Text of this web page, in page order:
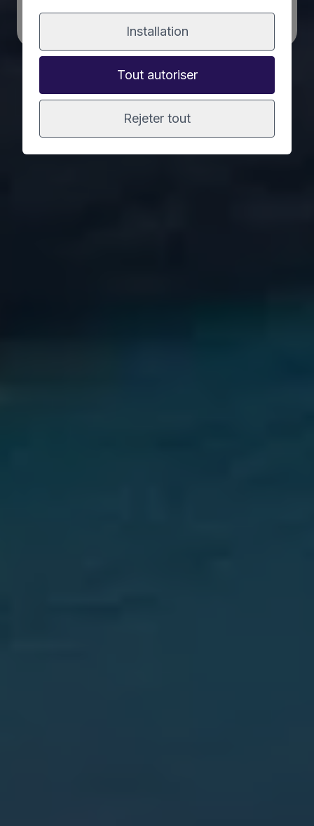
Ferry La Graciosa - Lanzarote
Recherche
Installation
Tout autoriser
Rejeter tout